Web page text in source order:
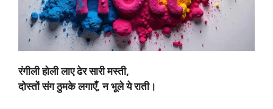
रंगीली होली लाए ढेर सारी मस्ती,
दोस्तों संग ठुमके लगाएँ, न भूले ये राती।